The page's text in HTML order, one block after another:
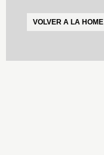
VOLVER A LA HOME